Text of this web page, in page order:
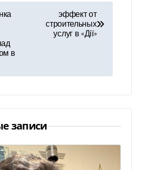
в
эффект от
строительных
услуг в «Дії»
записи